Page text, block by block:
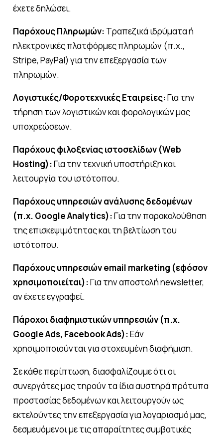
ELAiKOS
Το προϊόν
Επικοινωνία
eshop
EN GR
έχετε δηλώσει.
Παρόχους Πληρωμών: Τραπεζικά ιδρύματα ή
ηλεκτρονικές πλατφόρμες πληρωμών (π.χ.,
Stripe, PayPal) για την επεξεργασία των
πληρωμών.
Λογιστικές/Φοροτεχνικές Εταιρείες:Για την
τήρηση των λογιστικών και φορολογικών μας
υποχρεώσεων.
Παρόχους φιλοξενίας ιστοσελίδων (Web
Hosting):Για την τεχνική υποστήριξη και
λειτουργία του ιστότοπου.
Παρόχους υπηρεσιών ανάλυσης δεδομένων
(π.χ. Google Analytics):Για την παρακολούθηση
της επισκεψιμότητας και τη βελτίωση του
ιστότοπου.
Παρόχους υπηρεσιών email marketing (εφόσον
χρησιμοποιείται):Για την αποστολή newsletter,
αν έχετε εγγραφεί.
Πάροχοι διαφημιστικών υπηρεσιών (π.χ.
Google Ads, Facebook Ads):Εάν
χρησιμοποιούνται για στοχευμένη διαφήμιση.
Σε κάθε περίπτωση, διασφαλίζουμε ότι οι
συνεργάτες μας τηρούν τα ίδια αυστηρά πρότυπα
προστασίας δεδομένων και λειτουργούν ως
εκτελούντες την επεξεργασία για λογαριασμό μας,
δεσμευόμενοι με τις απαραίτητες συμβατικές